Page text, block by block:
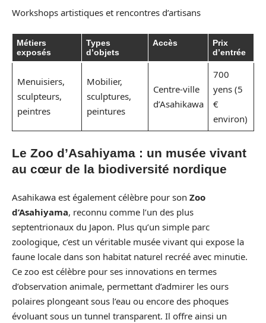
Workshops artistiques et rencontres d’artisans
Métiers
exposés
Types
d’objets
Accès
Prix
d’entrée
Menuisiers,
sculpteurs,
peintres
Mobilier,
sculptures,
peintures
Centre-ville
d’Asahikawa
700
yens (5
€
environ)
Le Zoo d’Asahiyama : un musée vivant
au cœur de la biodiversité nordique
Asahikawa est également célèbre pour son Zoo
d’Asahiyama, reconnu comme l’un des plus
septentrionaux du Japon. Plus qu’un simple parc
zoologique, c’est un véritable musée vivant qui expose la
faune locale dans son habitat naturel recréé avec minutie.
Ce zoo est célèbre pour ses innovations en termes
d’observation animale, permettant d’admirer les ours
polaires plongeant sous l’eau ou encore des phoques
évoluant sous un tunnel transparent. Il offre ainsi un